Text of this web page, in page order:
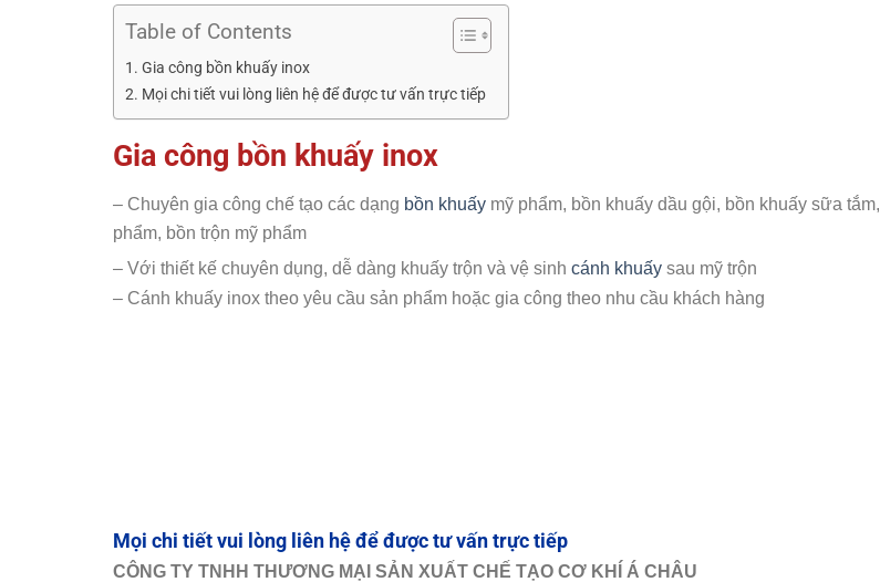
Table of Contents
Gia công bồn khuấy inox
Mọi chi tiết vui lòng liên hệ để được tư vấn trực tiếp
Gia công bồn khuấy inox
– Chuyên gia công chế tạo các dạng bồn khuấy mỹ phẩm, bồn khuấy dầu gội, bồn khuấy sữa tắm,
phẩm, bồn trộn mỹ phẩm
– Với thiết kế chuyên dụng, dễ dàng khuấy trộn và vệ sinh cánh khuấy sau mỹ trộn
– Cánh khuấy inox theo yêu cầu sản phẩm hoặc gia công theo nhu cầu khách hàng
Mọi chi tiết vui lòng liên hệ để được tư vấn trực tiếp
CÔNG TY TNHH THƯƠNG MẠI SẢN XUẤT CHẾ TẠO CƠ KHÍ Á CHÂU